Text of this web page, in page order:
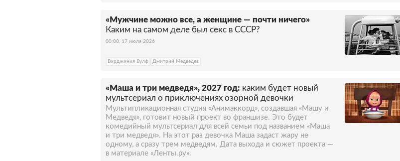
«Мужчине можно все, а женщине — почти ничего»
Каким на самом деле был секс в СССР?
00:00, 17 июля 2026
Вирджиния Вулф Дмитрий Медведев
«Маша и три медведя», 2027 год: каким будет новый
мультсериал о приключениях озорной девочки
Мультипликационная студия «Анимаккорд», создавшая «Машу и
Медведя», готовит новый проект во франшизе. Это будет
комедийный мультсериал для всей семьи под названием «Маша
и три медведя». На этот раз девочка Маша задаст жару не
одному, а сразу трем медведям. Дата выхода и сюжет проекта —
в материале «Ленты.ру».